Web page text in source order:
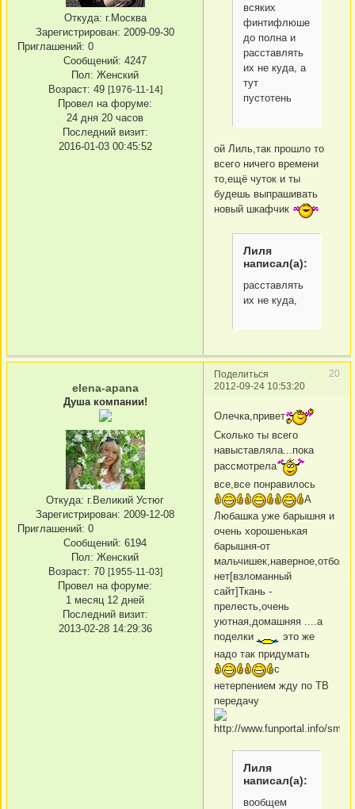
Откуда: г.Москва
Зарегистрирован: 2009-09-30
Приглашений: 0
Сообщений: 4247
Пол: Женский
Возраст: 49 [1976-11-14]
Провел на форуме:
24 дня 20 часов
Последний визит:
2016-01-03 00:45:52
всяких
финтифлюшек
до полна и
расставлять
их не куда, а
тут
пустотень
ой Лиль,так прошло то
всего ничего времени
то,ещё чуток и ты
будешь выпрашивать
новый шкафчик
Лиля
написал(а):
расставлять
их не куда,
Поделиться
20
2012-09-24 10:53:20
elena-apana
Душа компании!
Откуда: г.Великий Устюг
Зарегистрирован: 2009-12-08
Приглашений: 0
Сообщений: 6194
Пол: Женский
Возраст: 70 [1955-11-03]
Провел на форуме:
1 месяц 12 дней
Последний визит:
2013-02-28 14:29:36
Олечка,привет
Сколько ты всего
навыставляла...пока
рассмотрела
все,все понравилось
А
Любашка уже барышня и
очень хорошенькая
барышня-от
мальчишек,наверное,отбоя
нет[взломанный
сайт]Ткань -
прелесть,очень
уютная,домашняя ....а
поделки
это же
надо так придумать
с
нетерпением жду по ТВ
передачу
Лиля
написал(а):
вообщем